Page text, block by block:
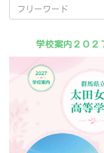
学校案内２０２